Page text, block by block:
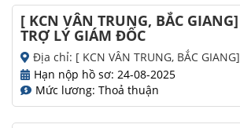
[ KCN VÂN TRUNG, BẮC GIANG]
TRỢ LÝ GIÁM ĐỐC
Địa chỉ: [ KCN VÂN TRUNG, BẮC GIANG]
Hạn nộp hồ sơ: 24-08-2025
Mức lương: Thoả thuận